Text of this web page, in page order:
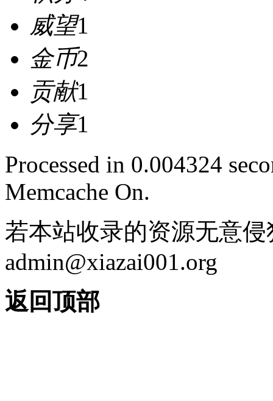
威望1
金币2
贡献1
分享1
Processed in 0.004324
Memcache On.
若本站收录的资源无意
admin@xiazai001.org
返回顶部